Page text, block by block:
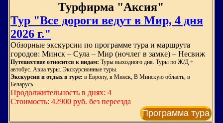
Турфирма "Аксия"
Тур "Все дороги ведут в Мир, 4 дня
2026 г."
Обзорные экскурсии по программе тура и маршрута
городов: Минск – Сула – Мир (ночлег в замке) – Несвиж
Путешествие относится к видам: Туры выходного дня. Туры по Ж/Д +
автобус. Авиа туры. Экскурсионные туры.
Экскурсии и отдых в туре: в Европу, в Минск, В Минскую область, в
Беларусь
Продолжительность в днях: 4
Стоимость: 42900 руб. без переезда
Программа тура